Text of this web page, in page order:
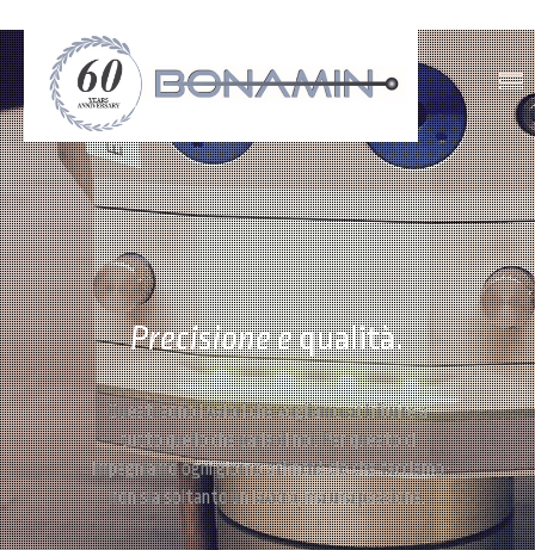
Precisione equalità.
Questi sono i valori che vogliamo attribuire a
tutto quello che parla di noi. Per questo ci
impegniamo ogni giorno affinché ciò che facciamo
non sia soltanto un lavoro, ma una passione.